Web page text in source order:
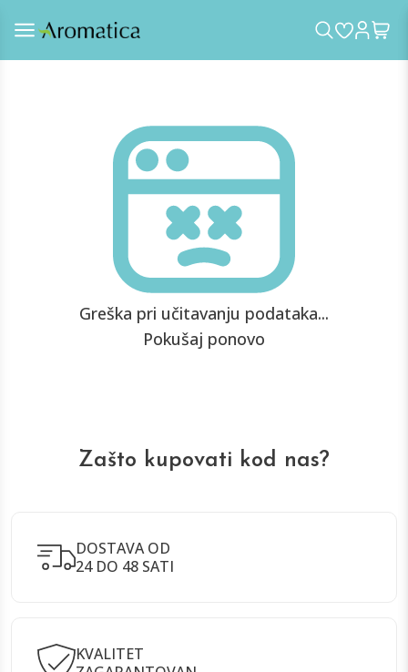
Greška pri učitavanju podataka...
Pokušaj ponovo
Zašto kupovati kod nas?
DOSTAVA OD
24 DO 48 SATI
KVALITET